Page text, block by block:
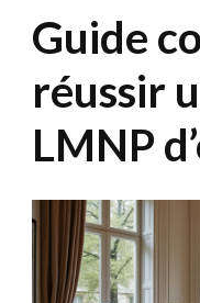
Guide
réussir
LMNP